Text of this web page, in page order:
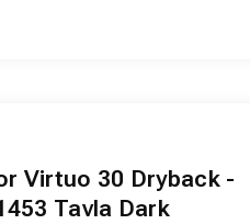
Virtuo 30 Dryback -
Tavla Dark